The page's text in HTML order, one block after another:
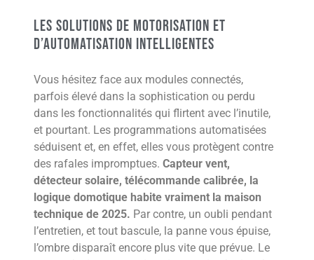
Les solutions de motorisation et
d’automatisation intelligentes
Vous hésitez face aux modules connectés,
parfois élevé dans la sophistication ou perdu
dans les fonctionnalités qui flirtent avec l’inutile,
et pourtant. Les programmations automatisées
séduisent et, en effet, elles vous protègent contre
des rafales impromptues. Capteur vent,
détecteur solaire, télécommande calibrée, la
logique domotique habite vraiment la maison
technique de 2025. Par contre, un oubli pendant
l’entretien, et tout bascule, la panne vous épuise,
l’ombre disparaît encore plus vite que prévue. Le